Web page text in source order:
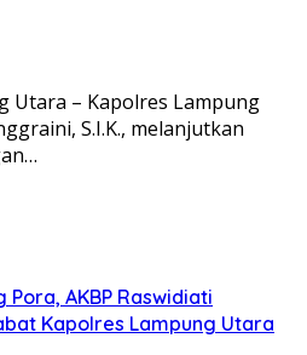
Utara – Kapolres Lampung
S.I.K., melanjutkan
AKBP Raswidiati
Kapolres Lampung Utara